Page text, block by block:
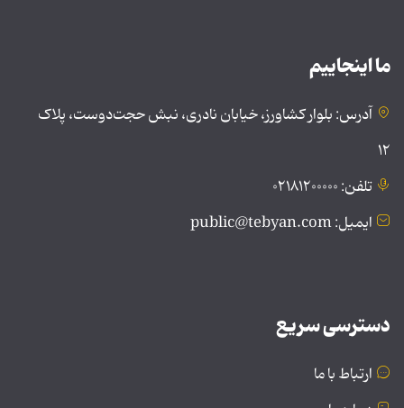
ما اینجاییم
آدرس: بلوار کشاورز، خیابان نادری، نبش حجت‌دوست، پلاک
۱۲
تلفن: ۰۲۱۸۱۲۰۰۰۰۰
ایمیل: public@tebyan.com
دسترسی سریع
ارتباط با ما